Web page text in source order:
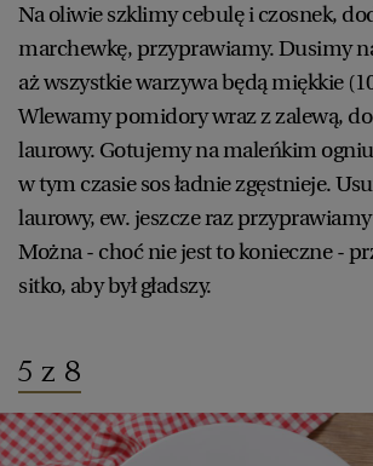
Na oliwie szklimy cebulę i czosnek,
marchewkę, przyprawiamy. Dusimy
aż wszystkie warzywa będą miękkie
Wlewamy pomidory wraz z zalewą,
laurowy. Gotujemy na maleńkim
w tym czasie sos ładnie zgęstnieje.
laurowy, ew. jeszcze raz
Można - choć nie jest to konieczne -
sitko, aby był gładszy.
5 z 8